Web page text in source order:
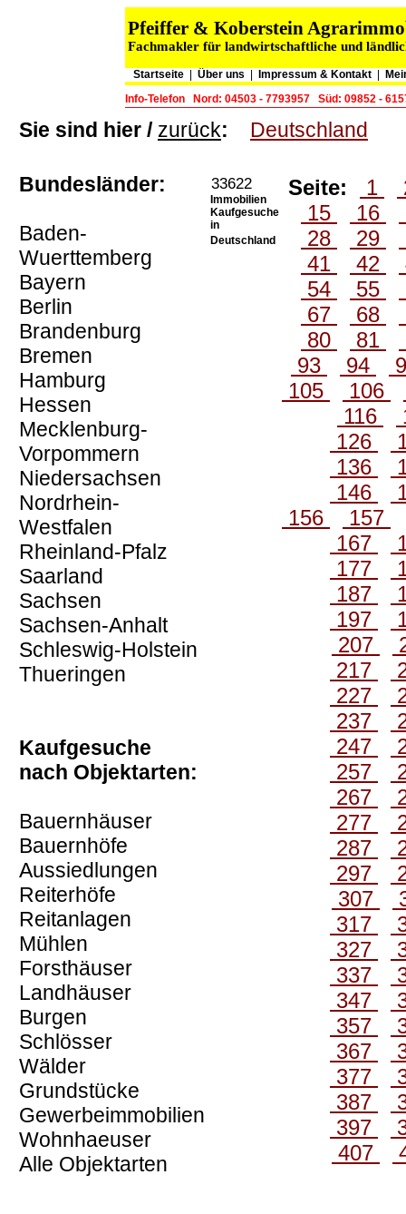
Pfeiffer & Koberstein
Fachmakler für landwirtschaftliche und
Startseite Über uns Impressum & Kontakt
Info-Telefon
Nord: 04503 - 7793957 Süd: 09852 -
Sie sind hier / zurück: Deutschland
Bundesländer:
Baden-
Wuerttemberg
Bayern
Berlin
Brandenburg
Bremen
Hamburg
Hessen
Mecklenburg-
Vorpommern
Niedersachsen
Nordrhein-
Westfalen
Rheinland-Pfalz
Saarland
Sachsen
Sachsen-Anhalt
Schleswig-Holstein
Thueringen
Kaufgesuche
nach Objektarten:
Bauernhäuser
Bauernhöfe
Aussiedlungen
Reiterhöfe
Reitanlagen
Mühlen
Forsthäuser
Landhäuser
Burgen
Schlösser
Wälder
Grundstücke
Gewerbeimmobilien
Wohnhaeuser
Alle Objektarten
33622
Immobilien
Kaufgesuche
in
Deutschland
Seite: 1
15
16
28
29
41
42
54
55
67
68
80
81
93
94
105
106
116
126
136
146
156
157
167
177
187
197
207
217
227
237
247
257
267
277
287
297
307
317
327
337
347
357
367
377
387
397
407